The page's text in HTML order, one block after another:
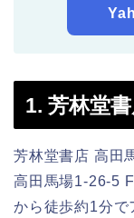
1. 芳林堂
芳林堂書店 高田
高田馬場1-26-5
から徒歩約1分で